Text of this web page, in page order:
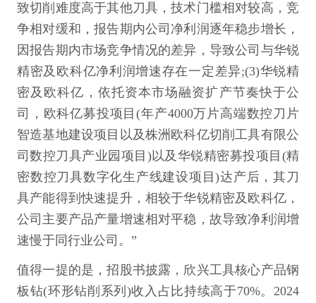
致切削难度高于其他刀具，技术门槛相对较高，竞
争相对缓和，报告期内公司净利润逐年稳步增长，
因报告期内市场竞争情况的差异，导致公司与华锐
精密及欧科亿净利润增速存在一定差异;(3)华锐精
密及欧科亿，依托资本市场融资扩产节奏快于公
司，欧科亿募投项目(年产4000万片高端数控刀片
智造基地建设项目以及株洲欧科亿切削工具有限公
司数控刀具产业园项目)以及华锐精密募投项目(精
密数控刀具数字化生产线建设项目)达产后，其刀
具产能得到快速提升，相较于华锐精密及欧科亿，
公司主要产品产量增速相对平稳，故导致净利润增
速慢于同行业公司。”
值得一提的是，招股书披露，欣兴工具核心产品钢
板钻(环形钻削系列)收入占比持续高于70%。2024